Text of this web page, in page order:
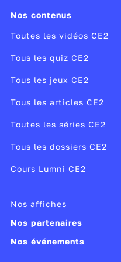
eau de plusieurs
cheval, l'éléphant,
👉 Découvre aussi
les unités de
de longueur (cm, m,
Année de production
Modifié le 17/12/25
Nos contenus
Toutes les vidéos CE2
Tous les quiz CE2
Tous les jeux CE2
Tous les articles CE2
Toutes les séries CE2
Tous les dossiers CE2
Cours Lumni CE2
Nos affiches
Nos partenaires
Nos événements